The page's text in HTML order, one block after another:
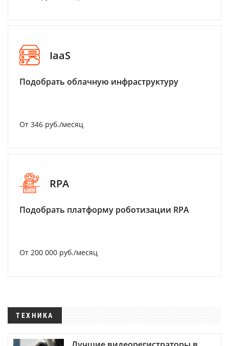
IaaS
Подобрать облачную инфраструктуру
От 346 руб./месяц
RPA
Подобрать платформу роботизации RPA
От 200 000 руб./месяц
ТЕХНИКА